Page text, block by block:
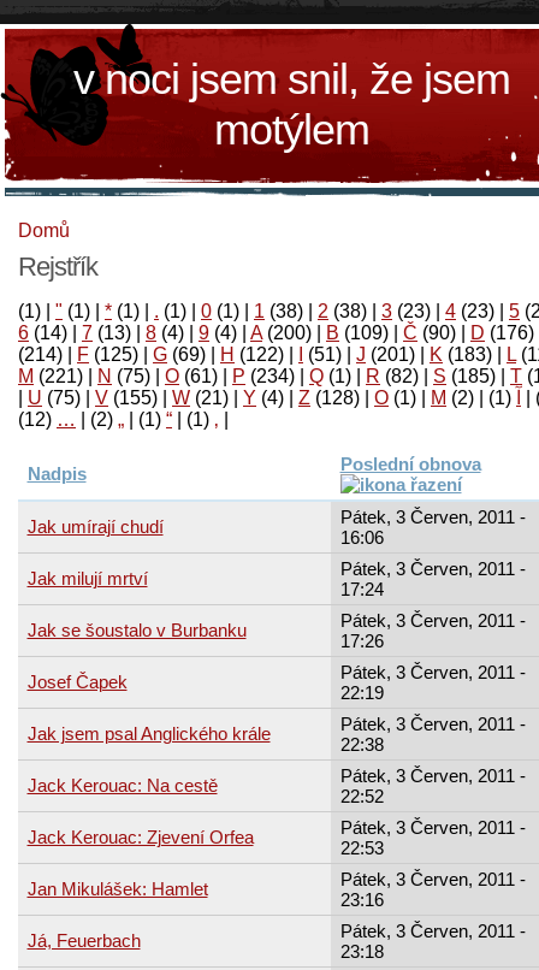
v noci jsem snil, že jsem
motýlem
Domů
Rejstřík
(1) " (1) * (1) . (1) 0 (1) 1 (38) 2 (38) 3 (23) 4 (23) 5
6 (14) 7 (13) 8 (4) 9 (4) A(200) B (109) Č (90) D (176)
(214)
F (125) G (69) H (122) (51) J (201) K (183) L
M (221) N (75) O (61) P (234) Q (1) R (82) S (185) T
U (75) V (155) W (21) Y (4) Z (128) Ο (1) М (2)
(1)
‚
(1)
“
(1)
„
(2)
…
(12)
Nadpis Poslední obnova
Jak umírají chudí
Pátek, 3 Červen, 2011 -
16:06
Jak milují mrtví
Pátek, 3 Červen, 2011 -
17:24
Jak se šoustalo v Burbanku
Pátek, 3 Červen, 2011 -
17:26
Josef Čapek
Pátek, 3 Červen, 2011 -
22:19
Jak jsem psal Anglického krále
Pátek, 3 Červen, 2011 -
22:38
Jack Kerouac: Na cestě
Pátek, 3 Červen, 2011 -
22:52
Jack Kerouac: Zjevení Orfea
Pátek, 3 Červen, 2011 -
22:53
Jan Mikulášek: Hamlet
Pátek, 3 Červen, 2011 -
23:16
Já, Feuerbach
Pátek, 3 Červen, 2011 -
23:18